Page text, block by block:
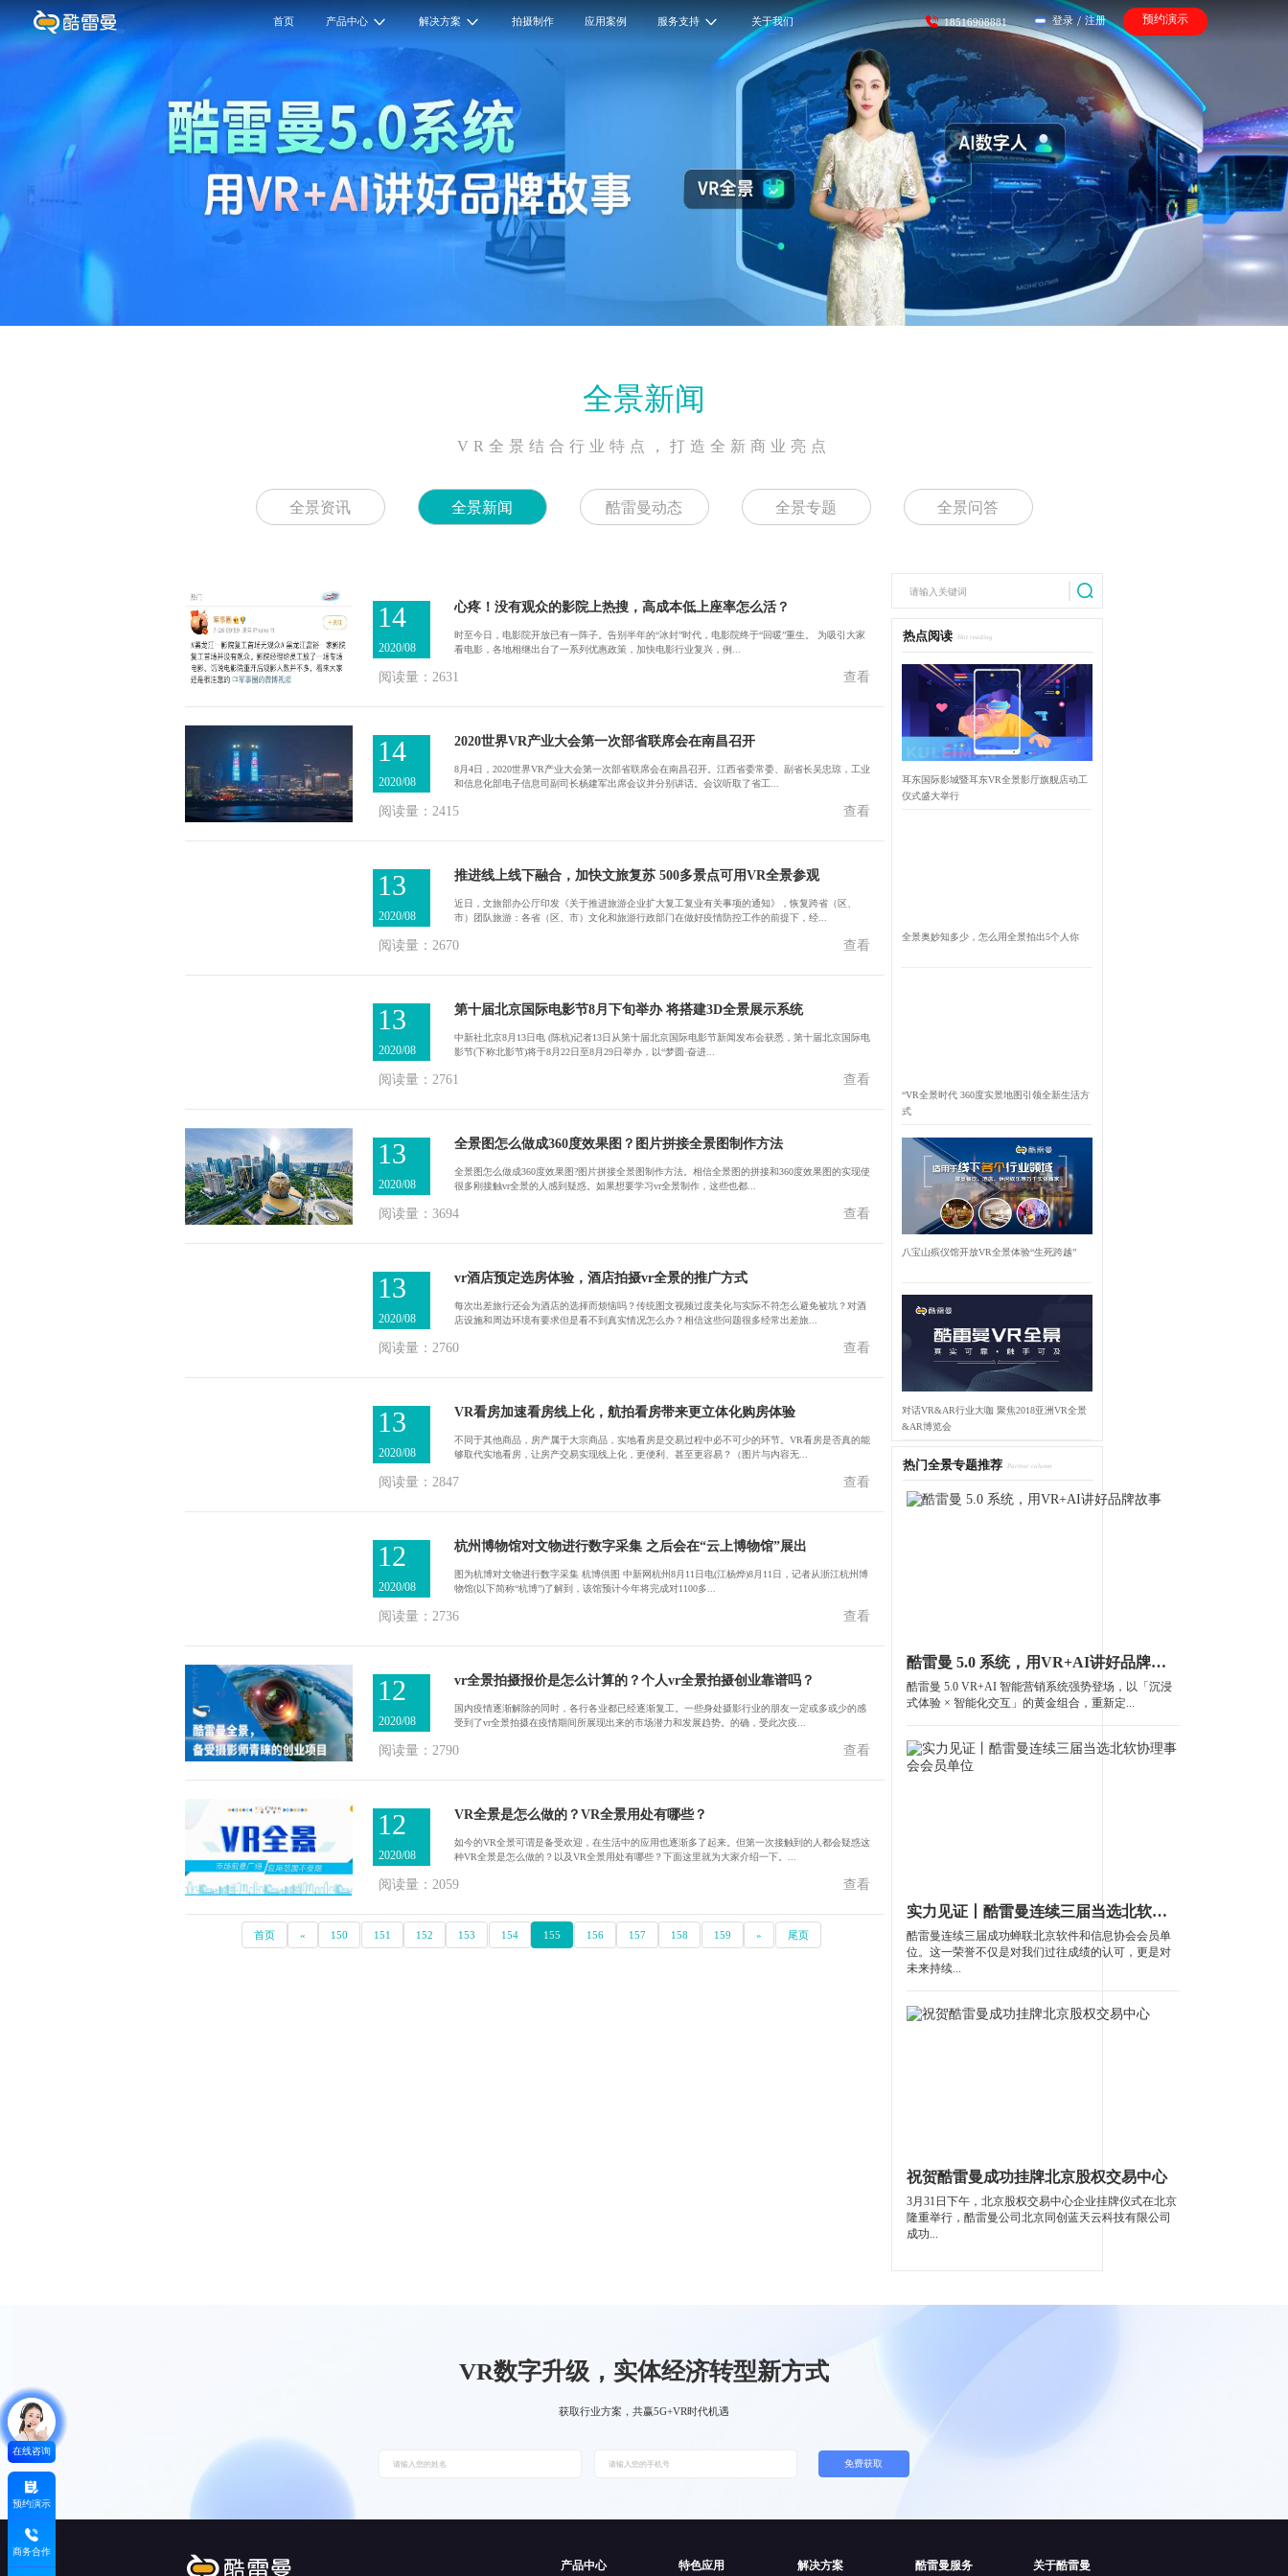
首页 产品中心 解决方案 拍摄制作 应用案例 服务支持 关于我们 18516908881 登录 / 注册 预约演示
全景新闻
VR全景结合行业特点，打造全新商业亮点
全景资讯 全景新闻 酷雷曼动态 全景专题 全景问答
心疼！没有观众的影院上热搜，高成本低上座率怎么活？
时至今日，电影院开放已有一阵子。告别半年的“冰封”时代，电影院终于“回暖”重生。 为吸引大家
看电影，各地相继出台了一系列优惠政策，加快电影行业复兴，例...
阅读量：2631 查看
14
2020/08
2020世界VR产业大会第一次部省联席会在南昌召开
8月4日，2020世界VR产业大会第一次部省联席会在南昌召开。江西省委常委、副省长吴忠琼，工业
和信息化部电子信息司副司长杨建军出席会议并分别讲话。会议听取了省工...
阅读量：2415 查看
14
2020/08
推进线上线下融合，加快文旅复苏 500多景点可用VR全景参观
近日，文旅部办公厅印发《关于推进旅游企业扩大复工复业有关事项的通知》，恢复跨省（区、
市）团队旅游：各省（区、市）文化和旅游行政部门在做好疫情防控工作的前提下，经...
阅读量：2670 查看
13
2020/08
第十届北京国际电影节8月下旬举办 将搭建3D全景展示系统
中新社北京8月13日电 (陈杭)记者13日从第十届北京国际电影节新闻发布会获悉，第十届北京国际电
影节(下称北影节)将于8月22日至8月29日举办，以“梦圆·奋进...
阅读量：2761 查看
13
2020/08
全景图怎么做成360度效果图？图片拼接全景图制作方法
全景图怎么做成360度效果图?图片拼接全景图制作方法。相信全景图的拼接和360度效果图的实现使
很多刚接触vr全景的人感到疑惑。如果想要学习vr全景制作，这些也都...
阅读量：3694 查看
13
2020/08
vr酒店预定选房体验，酒店拍摄vr全景的推广方式
每次出差旅行还会为酒店的选择而烦恼吗？传统图文视频过度美化与实际不符怎么避免被坑？对酒
店设施和周边环境有要求但是看不到真实情况怎么办？相信这些问题很多经常出差旅...
阅读量：2760 查看
13
2020/08
VR看房加速看房线上化，航拍看房带来更立体化购房体验
不同于其他商品，房产属于大宗商品，实地看房是交易过程中必不可少的环节。VR看房是否真的能
够取代实地看房，让房产交易实现线上化，更便利、甚至更容易？（图片与内容无...
阅读量：2847 查看
13
2020/08
杭州博物馆对文物进行数字采集 之后会在“云上博物馆”展出
图为杭博对文物进行数字采集 杭博供图 中新网杭州8月11日电(江杨烨)8月11日，记者从浙江杭州博
物馆(以下简称“杭博”)了解到，该馆预计今年将完成对1100多...
阅读量：2736 查看
12
2020/08
vr全景拍摄报价是怎么计算的？个人vr全景拍摄创业靠谱吗？
国内疫情逐渐解除的同时，各行各业都已经逐渐复工。一些身处摄影行业的朋友一定或多或少的感
受到了vr全景拍摄在疫情期间所展现出来的市场潜力和发展趋势。的确，受此次疫...
阅读量：2790 查看
12
2020/08
VR全景是怎么做的？VR全景用处有哪些？
如今的VR全景可谓是备受欢迎，在生活中的应用也逐渐多了起来。但第一次接触到的人都会疑惑这
种VR全景是怎么做的？以及VR全景用处有哪些？下面这里就为大家介绍一下。...
阅读量：2059 查看
12
2020/08
首页 « 150 151 152 153 154 155 156 157 158 159 » 尾页
热点阅读 Hot reading
耳东国际影城暨耳东VR全景影厅旗舰店动工
仪式盛大举行
全景奥妙知多少，怎么用全景拍出5个人你
“VR全景时代 360度实景地图引领全新生活方
式
八宝山殡仪馆开放VR全景体验“生死跨越”
对话VR&AR行业大咖 聚焦2018亚洲VR全景
&AR博览会
热门全景专题推荐 Partner column
酷雷曼 5.0 系统，用VR+AI讲好品牌故事
酷雷曼 5.0 VR+AI 智能营销系统强势登场，以「沉浸
式体验 × 智能化交互」的黄金组合，重新定...
实力见证丨酷雷曼连续三届当选北软协理事会会员单位
酷雷曼连续三届成功蝉联北京软件和信息协会会员单
位。这一荣誉不仅是对我们过往成绩的认可，更是对
未来持续...
祝贺酷雷曼成功挂牌北京股权交易中心
3月31日下午，北京股权交易中心企业挂牌仪式在北京
隆重举行，酷雷曼公司北京同创蓝天云科技有限公司
成功...
在线咨询
预约演示
商务合作
VR数字升级，实体经济转型新方式
获取行业方案，共赢5G+VR时代机遇
免费获取
产品中心 特色应用 解决方案 酷雷曼服务 关于酷雷曼